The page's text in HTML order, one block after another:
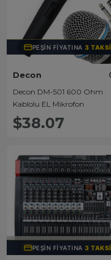
PEŞIN FIYATINA3
Decon
Decon DM-501 600 Ohm
Kablolu EL Mikrofon
$38.07
TÜKENDI
PEŞIN FIYATINA3